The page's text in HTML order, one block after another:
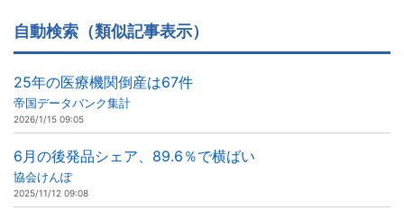
自動検索（類似記事表示）
25年の医療機関倒産は67件
帝国データバンク集計
2026/1/15 09:05
6月の後発品シェア、89.6％で横ばい
協会けんぽ
2025/11/12 09:08